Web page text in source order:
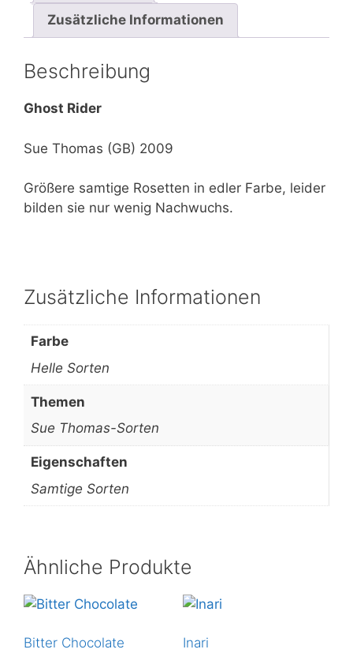
Zusätzliche Informationen
Beschreibung
Ghost Rider
Sue Thomas (GB) 2009
Größere samtige Rosetten in edler Farbe, leider
bilden sie nur wenig Nachwuchs.
Zusätzliche Informationen
Farbe
Helle Sorten
Themen
Sue Thomas-Sorten
Eigenschaften
Samtige Sorten
Ähnliche Produkte
Bitter Chocolate Inari